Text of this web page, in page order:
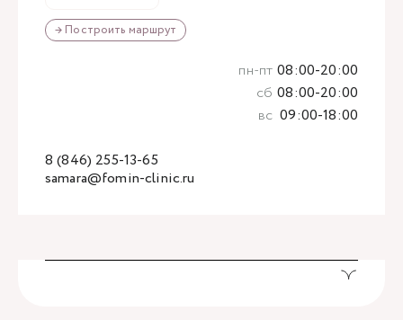
→ Построить маршрут
samara@fomin-clinic.ru
8 (846) 255-13-65
пн-пт 08:00-20:00
сб 08:00-20:00
вс 09:00-18:00